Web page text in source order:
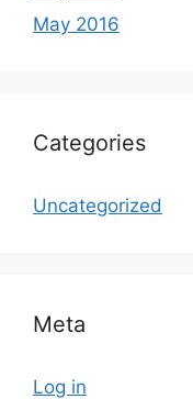
May 2016
Categories
Uncategorized
Meta
Log in